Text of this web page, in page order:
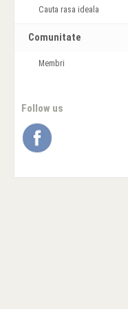
Cauta rasa ideala
Comunitate
Membri
Follow us